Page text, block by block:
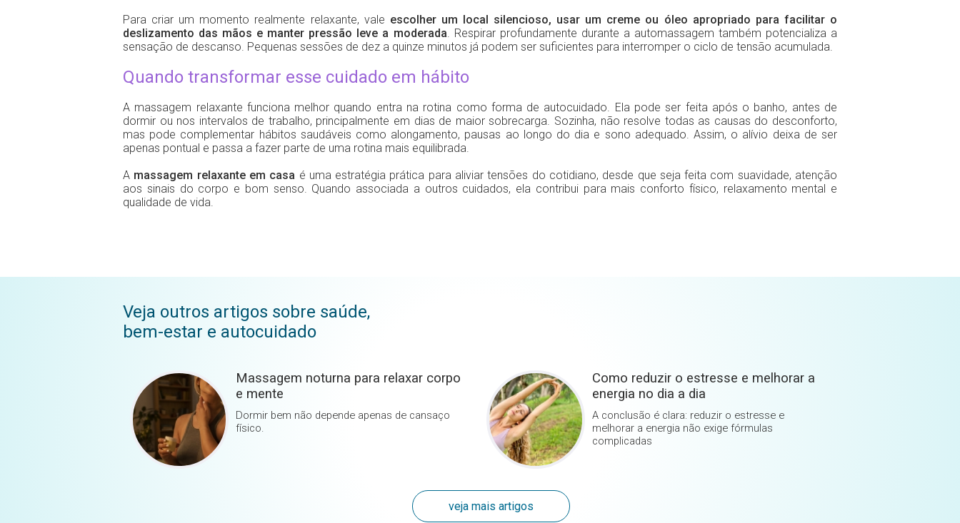
Para criar um momento realmente relaxante, vale escolher um local silencioso, usar um creme ou óleo apropriado para facilitar o
deslizamento das mãos e manter pressão leve a moderada . Respirar profundamente durante a automassagem também potencializa a
sensação de descanso. Pequenas sessões de dez a quinze minutos já podem ser suficientes para interromper o ciclo de tensão acumulada.
Quando transformar esse cuidado em hábito
A massagem relaxante funciona melhor quando entra na rotina como forma de autocuidado. Ela pode ser feita após o banho, antes de
dormir ou nos intervalos de trabalho, principalmente em dias de maior sobrecarga. Sozinha, não resolve todas as causas do desconforto,
mas pode complementar hábitos saudáveis como alongamento, pausas ao longo do dia e sono adequado. Assim, o alívio deixa de ser
apenas pontual e passa a fazer parte de uma rotina mais equilibrada.
A massagem relaxante em casa é uma estratégia prática para aliviar tensões do cotidiano, desde que seja feita com suavidade, atenção
aos sinais do corpo e bom senso. Quando associada a outros cuidados, ela contribui para mais conforto físico, relaxamento mental e
qualidade de vida.
Veja outros artigos sobre saúde,
bem-estar e autocuidado
Massagem noturna para relaxar corpo
e mente
Dormir bem não depende apenas de cansaço
físico.
Como reduzir o estresse e melhorar a
energia no dia a dia
A conclusão é clara: reduzir o estresse e
melhorar a energia não exige fórmulas
complicadas
veja mais artigos